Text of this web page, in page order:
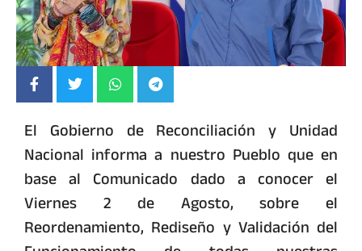
El Gobierno de Reconciliación y Unidad
Nacional informa a nuestro Pueblo que en
base al Comunicado dado a conocer el
Viernes 2 de Agosto, sobre el
Reordenamiento, Rediseño y Validación del